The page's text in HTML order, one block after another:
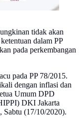
tidak akan
dalam PP
pada perkembangan
pada PP 78/2015.
dengan inflasi dan
Umum DPD
DKI Jakarta
Sabtu (17/10/2020).